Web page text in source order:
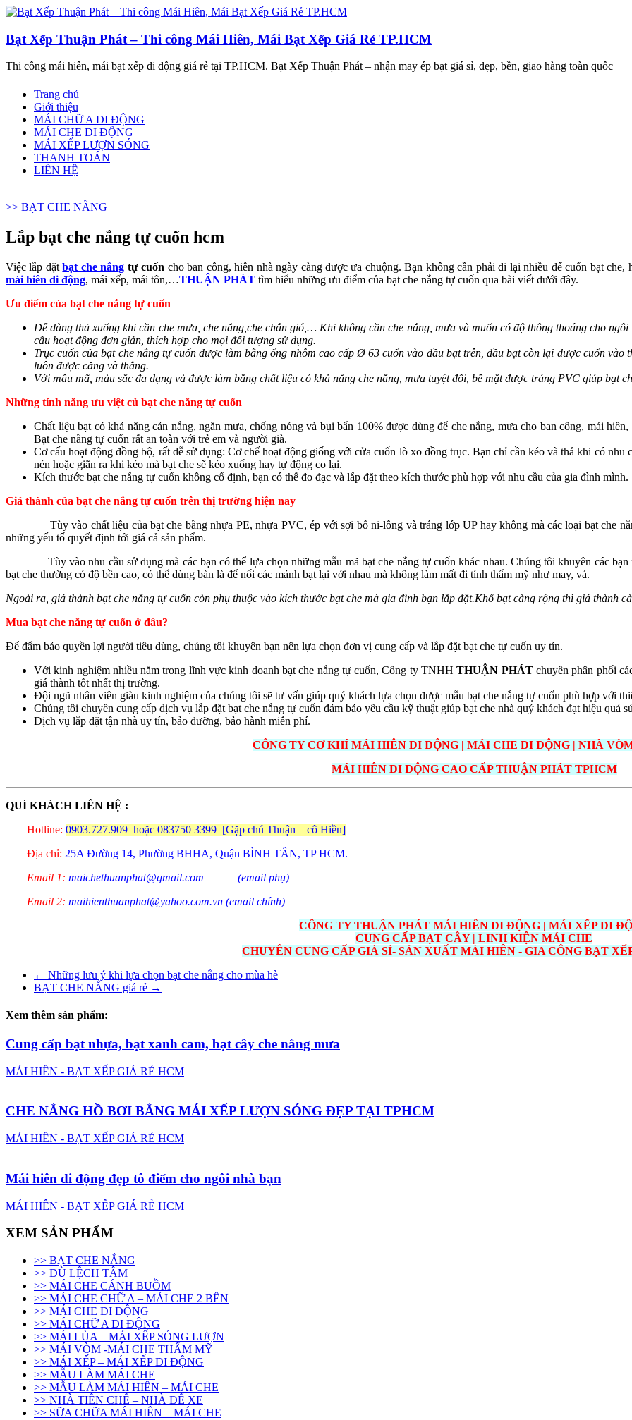
Bạt Xếp Thuận Phát – Thi công Mái Hiên, Mái Bạt Xếp Giá Rẻ TP.HCM
Thi công mái hiên, mái bạt xếp di động giá rẻ tại TP.HCM. Bạt Xếp Thuận Phát – nhận may ép bạt giá sỉ, đẹp, bền, giao hàng toàn quốc
Trang chủ
Giới thiệu
MÁI CHỮ A DI ĐỘNG
MÁI CHE DI ĐỘNG
MÁI XẾP LƯỢN SÓNG
THANH TOÁN
LIÊN HỆ
>> BẠT CHE NẮNG
Lắp bạt che nắng tự cuốn hcm
Việc lắp đặtbạt che nắng tự cuốn cho ban công, hiên nhà ngày càng được ưa chuộng. Bạn không cần phải đi lại nhiều để cuốn bạt
mái hiên di động, mái xếp, mái tôn,…THUẬN PHÁT tìm hiểu những ưu điểm của bạt che nắng tự cuốn qua bài viết dưới đây.
Ưu điểm của bạt che nắng tự cuốn
Dễ dàng thả xuống khi cần che mưa, che nắng,che chắn gió,… Khi không cần che nắng, mưa và muốn có độ thông thoáng cho
cấu hoạt động đơn giản, thích hợp cho mọi đối tượng sử dụng.
Trục cuốn của bạt che nắng tự cuốn được làm bằng ống nhôm cao cấp Ø 63 cuốn vào đầu bạt trên, đầu bạt còn lại được cuốn
luôn được căng và thẳng.
Với mẫu mã, màu sắc đa dạng và được làm bằng chất liệu có khả năng che nắng, mưa tuyệt đối, bề mặt được tráng PVC giúp bạt
Những tính năng ưu việt củ bạt che nắng tự cuốn
Chất liệu bạt có khả năng cản nắng, ngăn mưa, chống nóng và bụi bẩn 100% được dùng để che nắng, mưa cho ban công, mái
Bạt che nắng tự cuốn rất an toàn với trẻ em và người già.
Cơ cấu hoạt động đồng bộ, rất dễ sử dụng: Cơ chế hoạt động giống với cửa cuốn lò xo đồng trục. Bạn chỉ cần kéo và thả khi có
nén hoặc giãn ra khi kéo mà bạt che sẽ kéo xuống hay tự động co lại.
Kích thước bạt che nắng tự cuốn không cố định, bạn có thể đo đạc và lắp đặt theo kích thước phù hợp với nhu cầu của gia đình mình.
Giá thành của bạt che nắng tự cuốn trên thị trường hiện nay
Tùy vào chất liệu của bạt che bằng nhựa PE, nhựa PVC, ép với sợi bố ni-lông và tráng lớp UP hay không mà các loại bạt che
những yếu tố quyết định tới giá cả sản phẩm.
Tùy vào nhu cầu sử dụng mà các bạn có thể lựa chọn những mẫu mã bạt che nắng tự cuốn khác nhau. Chúng tôi khuyên các bạn
bạt che thường có độ bền cao, có thể dùng bàn là để nối các mảnh bạt lại với nhau mà không làm mất đi tính thẩm mỹ như may, vá.
Ngoài ra, giá thành bạt che nắng tự cuốn còn phụ thuộc vào kích thước bạt che mà gia đình bạn lắp đặt.Khổ bạt càng rộng thì giá thành
Mua bạt che nắng tự cuốn ở đâu?
Để đẩm bảo quyền lợi người tiêu dùng, chúng tôi khuyên bạn nên lựa chọn đơn vị cung cấp và lắp đặt bạt che tự cuốn uy tín.
Với kinh nghiệm nhiều năm trong lĩnh vực kinh doanh bạt che nắng tự cuốn, Công ty TNHHTHUẬN PHÁTchuyên phân phối
giá thành tốt nhất thị trường.
Đội ngũ nhân viên giàu kinh nghiệm của chúng tôi sẽ tư vấn giúp quý khách lựa chọn được mẫu bạt che nắng tự cuốn phù hợp với
Chúng tôi chuyên cung cấp dịch vụ lắp đặt bạt che nắng tự cuốn đảm bảo yêu cầu kỹ thuật giúp bạt che nhà quý khách đạt hiệu quả
Dịch vụ lắp đặt tận nhà uy tín, bảo dưỡng, bảo hành miễn phí.
CÔNG TY CƠ KHÍ MÁI HIÊN DI ĐỘNG | MÁI CHE DI ĐỘNG | NHÀ
MÁI HIÊN DI ĐỘNG CAO CẤP THUẬN PHÁT TPHCM
QUÍ KHÁCH LIÊN HỆ :
Hotline: 0903.727.909 hoặc 083750 3399 [Gặp chú Thuận – cô Hiền]
Địa chỉ: 25A Đường 14, Phường BHHA, Quận BÌNH TÂN, TP HCM.
Email 1: maichethuanphat@gmail.com (email phụ)
Email 2: maihienthuanphat@yahoo.com.vn (email chính)
CÔNG TY THUẬN PHÁT MÁI HIÊN DI ĐỘNG | MÁI XẾP DI
CUNG CẤP BẠT CÂY | LINH KIỆN MÁI CHE
CHUYÊN CUNG CẤP GIÁ SỈ- SẢN XUẤT MÁI HIÊN - GIA CÔNG BẠT
← Những lưu ý khi lựa chọn bạt che nắng cho mùa hè
BẠT CHE NẮNG giá rẻ →
Xem thêm sản phẩm:
Cung cấp bạt nhựa, bạt xanh cam, bạt cây che nắng mưa
MÁI HIÊN - BẠT XẾP GIÁ RẺ HCM
CHE NẮNG HỒ BƠI BẰNG MÁI XẾP LƯỢN SÓNG ĐẸP TẠI TPHCM
MÁI HIÊN - BẠT XẾP GIÁ RẺ HCM
Mái hiên di động đẹp tô điểm cho ngôi nhà bạn
MÁI HIÊN - BẠT XẾP GIÁ RẺ HCM
XEM SẢN PHẨM
>> BẠT CHE NẮNG
>> DÙ LỆCH TÂM
>> MÁI CHE CÁNH BUỒM
>> MÁI CHE CHỮ A – MÁI CHE 2 BÊN
>> MÁI CHE DI ĐỘNG
>> MÁI CHỮ A DI ĐỘNG
>> MÁI LÙA – MÁI XẾP SÓNG LƯỢN
>> MÁI VÒM -MÁI CHE THẨM MỸ
>> MÁI XẾP – MÁI XẾP DI ĐỘNG
>> MẪU LÀM MÁI CHE
>> MẪU LÀM MÁI HIÊN – MÁI CHE
>> NHÀ TIỀN CHẾ – NHÀ ĐỂ XE
>> SỮA CHỮA MÁI HIÊN – MÁI CHE